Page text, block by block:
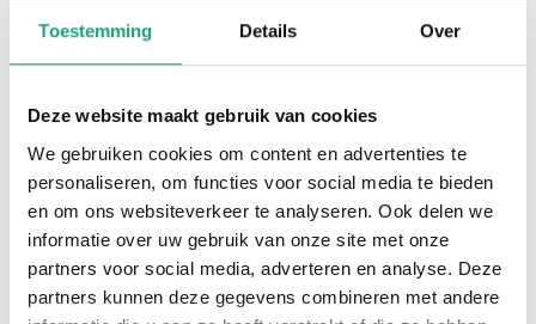
Toestemming Details Over
Deze website maakt gebruik van cookies
We gebruiken cookies om content en advertenties te
personaliseren, om functies voor social media te bieden
en om ons websiteverkeer te analyseren. Ook delen we
informatie over uw gebruik van onze site met onze
partners voor social media, adverteren en analyse. Deze
partners kunnen deze gegevens combineren met andere